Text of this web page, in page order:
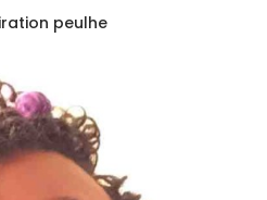
peulhe